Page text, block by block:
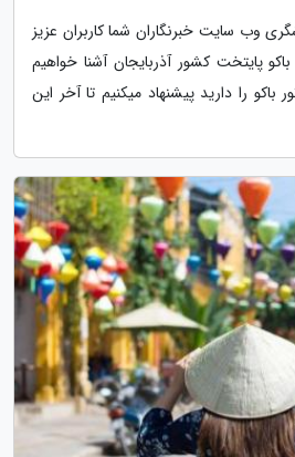
وب سایت خبرنگاران شما کاربران عزیز
پایتخت کشور آذربایجان آشنا خواهیم
را دارید پیشنهاد میکنیم تا آخر این